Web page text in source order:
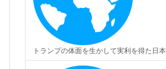
トランプの体面を生かして実利を得た日本